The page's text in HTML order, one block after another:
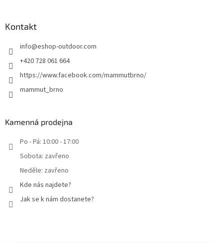
Kontakt
info@eshop-outdoor.com
+420 728 061 664
https://www.facebook.com/mammutbrno/
mammut_brno
Kamenná prodejna
Po - Pá: 10:00 - 17:00
Sobota: zavřeno
Neděle: zavřeno
Kde nás najdete?
Jak se k nám dostanete?